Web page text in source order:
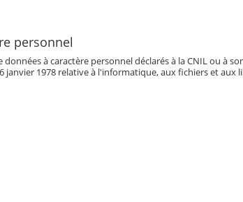
personnel
à caractère personnel déclarés à la CNIL ou à
janvier 1978 relative à l'informatique, aux fichiers et aux